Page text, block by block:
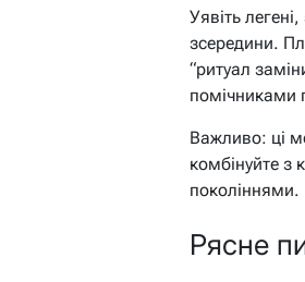
Уявіть
зсередини.
“ритуал
помічниками
Важливо: ці
комбінуйте з
поколіннями.
Рясне